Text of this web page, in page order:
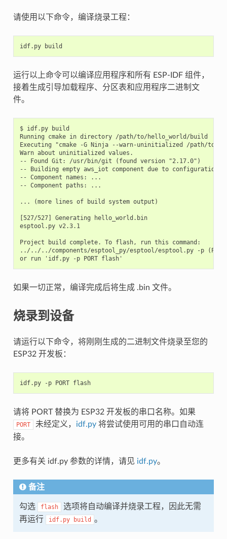
请使用以下命令，编译烧录工程：
运行以上命令可以编译应用程序和所有 ESP-IDF 组件，
接着生成引导加载程序、分区表和应用程序二进制文
件。
$ idf.py build
Running cmake in directory /path/to/hello_world/build
Executing "cmake -G Ninja --warn-uninitialized /path/to/
Warn about uninitialized values.
-- Found Git: /usr/bin/git (found version "2.17.0")
-- Building empty aws_iot component due to configuration
-- Component names: ...
-- Component paths: ...
... (more lines of build system output)
[527/527] Generating hello_world.bin
esptool.py v2.3.1
Project build complete. To flash, run this command:
../../../components/esptool_py/esptool/esptool.py -p
如果一切正常，编译完成后将生成 .bin 文件。
烧录到设备
请运行以下命令，将刚刚生成的二进制文件烧录至您的
ESP32 开发板：
idf.py -p PORT flash
请将 PORT 替换为 ESP32 开发板的串口名称。如果
PORT 未经定义， idf.py将尝试使用可用的串口自动连
接。
更多有关 idf.py 参数的详情，请见 idf.py。
备注
勾选 flash
选项将自动编译并烧录工程，因此无需
再运行
idf.py build 。